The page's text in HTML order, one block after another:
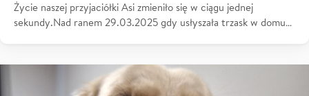
Życie naszej przyjaciółki Asi zmieniło się w ciągu jednej
sekundy.Nad ranem 29.03.2025 gdy usłyszała trzask w domu…